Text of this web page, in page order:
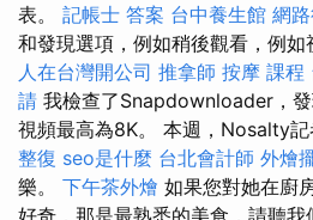
表。 記帳士 答案 台中養生館 網
和發現選項，例如稍後觀看，例如
人在台灣開公司 推拿師 按摩 課程
請 我檢查了Snapdownloader，
視頻最高為8K。 本週，Nosalty
整復 seo是什麼 台北會計師 外燴
樂。 下午茶外燴 如果您對她在廚
好奇，那是最熟悉的美食，請聽我